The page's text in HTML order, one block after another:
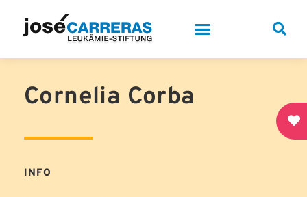
Cornelia Corba
INFO